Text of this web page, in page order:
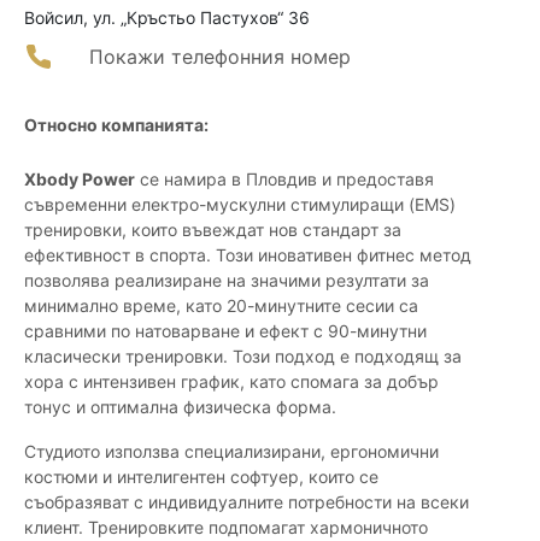
Войсил, ул. „Кръстьо Пастухов“ 36
Покажи телефонния номер
Относно компанията:
Xbody Power се намира в Пловдив и предоставя
съвременни електро-мускулни стимулиращи (EMS)
тренировки, които въвеждат нов стандарт за
ефективност в спорта. Този иновативен фитнес метод
позволява реализиране на значими резултати за
минимално време, като 20-минутните сесии са
сравними по натоварване и ефект с 90-минутни
класически тренировки. Този подход е подходящ за
хора с интензивен график, като спомага за добър
тонус и оптимална физическа форма.
Студиото използва специализирани, ергономични
костюми и интелигентен софтуер, които се
съобразяват с индивидуалните потребности на всеки
клиент. Тренировките подпомагат хармоничното